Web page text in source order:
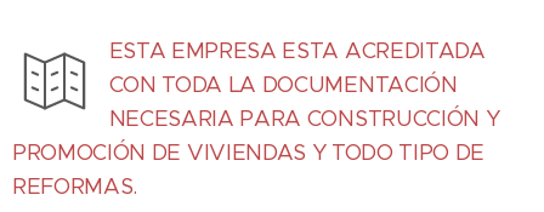
ESTA EMPRESA ESTA ACREDITADA
CON TODA LA DOCUMENTACIÓN
NECESARIA PARA CONSTRUCCIÓN Y
PROMOCIÓN DE VIVIENDAS Y TODO TIPO DE
REFORMAS.